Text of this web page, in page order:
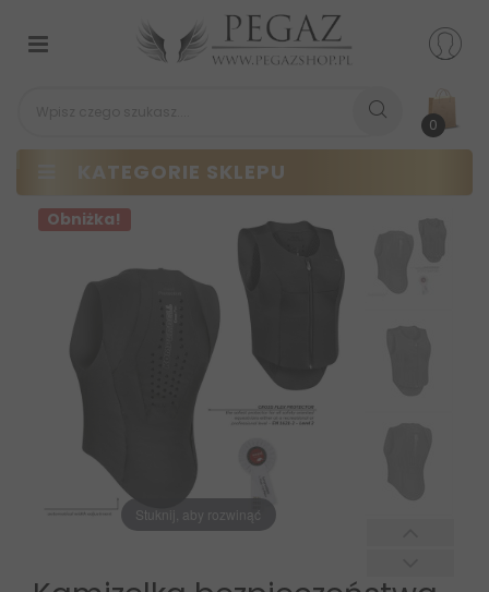
0
KATEGORIE SKLEPU
Przełącz
nawigacji
Obniżka!
Stuknij, aby rozwinąć